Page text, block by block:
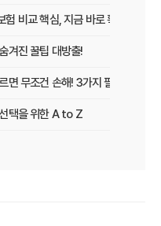
비교 핵심, 지금 바로 확인하세요!
겨진 꿀팁 대방출!
면 무조건 손해! 3가지 필수 확인 사
택을 위한 A to Z